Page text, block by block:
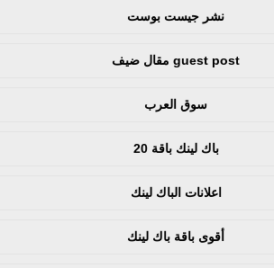
نشر جيست بوست
guest post مقال ضيف
سوق العرب
باك لينك باقة 20
اعلانات الباك لينك
أقوى باقة باك لينك